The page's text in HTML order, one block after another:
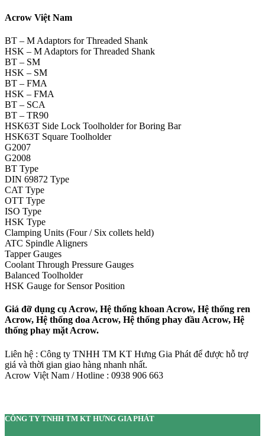
Acrow Việt Nam
BT – M Adaptors for Threaded Shank
HSK – M Adaptors for Threaded Shank
BT – SM
HSK – SM
BT – FMA
HSK – FMA
BT – SCA
BT – TR90
HSK63T Side Lock Toolholder for Boring Bar
HSK63T Square Toolholder
G2007
G2008
BT Type
DIN 69872 Type
CAT Type
OTT Type
ISO Type
HSK Type
Clamping Units (Four / Six collets held)
ATC Spindle Aligners
Tapper Gauges
Coolant Through Pressure Gauges
Balanced Toolholder
HSK Gauge for Sensor Position
Giá đỡ dụng cụ Acrow, Hệ thống khoan Acrow, Hệ thống ren
Acrow, Hệ thống doa Acrow, Hệ thống phay đầu Acrow, Hệ
thống phay mặt Acrow.
Liên hệ : Công ty TNHH TM KT Hưng Gia Phát để được hỗ trợ
giá và thời gian giao hàng nhanh nhất.
Acrow Việt Nam / Hotline : 0938 906 663
CÔNG TY TNHH TM KT HƯNG GIA PHÁT